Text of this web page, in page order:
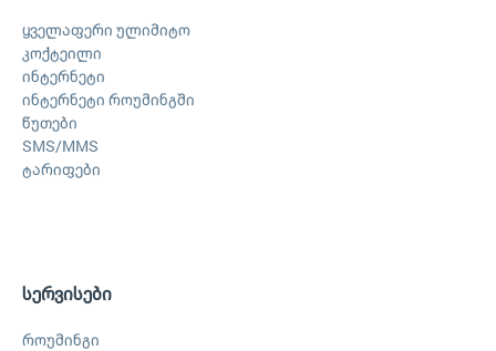
ყველაფერი ულიმიტო
კოქტეილი
ინტერნეტი
ინტერნეტი როუმინგში
წუთები
SMS/MMS
ტარიფები
სერვისები
როუმინგი